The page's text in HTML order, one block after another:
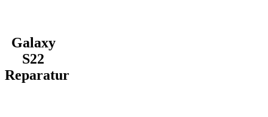
Galaxy
S22
Reparatur